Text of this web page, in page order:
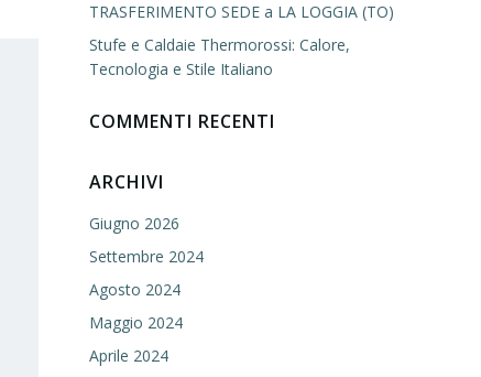
TRASFERIMENTO SEDE a LA LOGGIA (TO)
Stufe e Caldaie Thermorossi: Calore,
Tecnologia e Stile Italiano
COMMENTI RECENTI
ARCHIVI
Giugno 2026
Settembre 2024
Agosto 2024
Maggio 2024
Aprile 2024